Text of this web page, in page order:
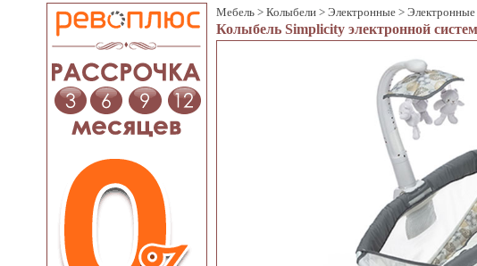
Мебель > Колыбели > Электронные >
Колыбель Simplicity электронной